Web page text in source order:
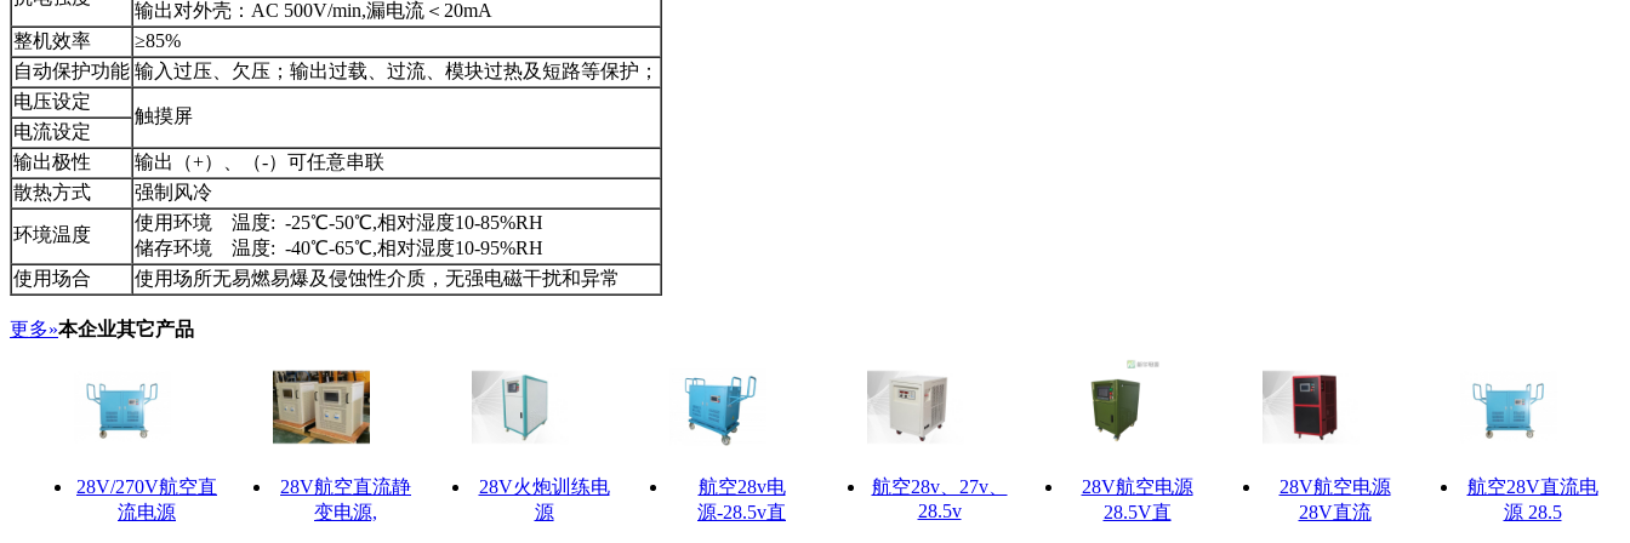
输出对外壳：AC 500V/min,漏电流＜20mA
整机效率
≥85%
自动保护功能 输入过压、欠压；输出过载、过流、模块过热及短路等保护；
电压设定
触摸屏
电流设定
输出极性
输出（+）、（-）可任意串联
散热方式
强制风冷
环境温度
使用环境 温度: -25℃-50℃,相对湿度10-85%RH
储存环境 温度: -40℃-65℃,相对湿度10-95%RH
使用场合
使用场所无易燃易爆及侵蚀性介质，无强电磁干扰和异常
更多»本企业其它产品
28V/270V航空直
流电源
28V航空直流静
变电源,
28V火炮训练电
源
航空28v电
源-28.5v直
航空28v、27v、
28.5v
28V航空电源
28.5V直
28V航空电源
28V直流
航空28V直流电
源 28.5